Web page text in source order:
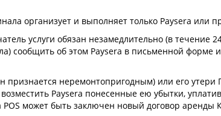
организует и выполняет только Paysera или
услуги обязан незамедлительно (в течение
сообщить об этом Paysera в письменной форме
неремонтопригодным) или его утери
Paysera понесенные ею убытки,
может быть заключен новый договор аренды